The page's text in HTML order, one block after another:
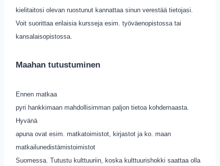
kielitaitosi olevan ruostunut kannattaa sinun verestää tietojasi.
Voit suorittaa erilaisia kursseja esim. työväenopistossa tai
kansalaisopistossa.
Maahan tutustuminen
Ennen matkaa
pyri hankkimaan mahdollisimman paljon tietoa kohdemaasta.
Hyvänä
apuna ovat esim. matkatoimistot, kirjastot ja ko. maan
matkailunedistämistoimistot
Suomessa. Tutustu kulttuuriin, koska kulttuurishokki saattaa olla